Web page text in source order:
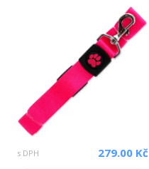
s DPH 279.00 Kč